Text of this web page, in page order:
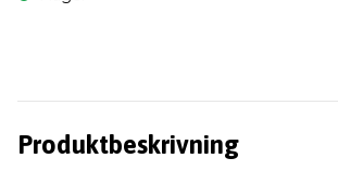
Produktbeskrivning